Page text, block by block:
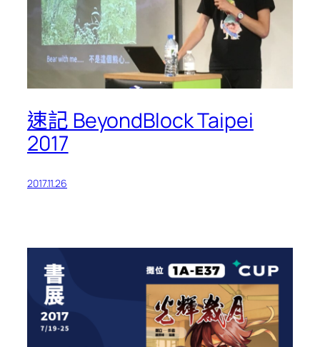
速記 BeyondBlock Taipei
2017
2017.11.26